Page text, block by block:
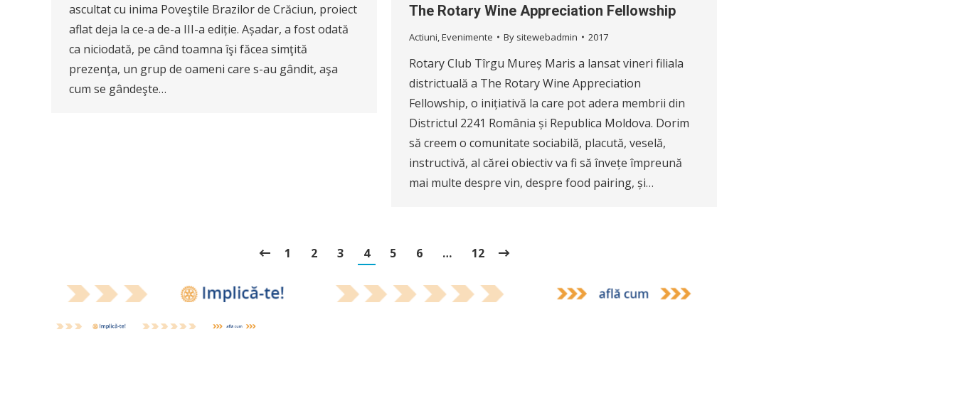
ascultat cu inima Poveştile Brazilor de Crăciun, proiect
aflat deja la ce-a de-a III-a ediție. Așadar, a fost odată
ca niciodată, pe când toamna îşi făcea simţită
prezenţa, un grup de oameni care s-au gândit, aşa
cum se gândeşte…
The Rotary Wine Appreciation Fellowship
Actiuni,Evenimente By sitewebadmin 2017
Rotary Club Tîrgu Mureș Maris a lansat vineri filiala
districtuală a The Rotary Wine Appreciation
Fellowship, o inițiativă la care pot adera membrii din
Districtul 2241 România și Republica Moldova. Dorim
să creem o comunitate sociabilă, placută, veselă,
instructivă, al cărei obiectiv va fi să învețe împreună
mai multe despre vin, despre food pairing, și…
1 2 3 4 5 6 … 12